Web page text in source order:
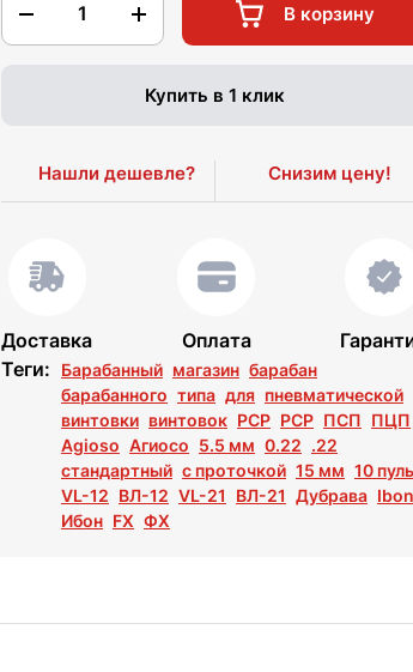
1 В корзину
Купить в 1 клик
Нашли дешевле? Снизим цену!
Доставка Оплата
Теги:
Барабанный магазин барабан
барабанного типа для пневматической
винтовки винтовок PCP РСР ПСП ПЦП
Agioso Агиосо 5.5 мм 0.22 .22
стандартный с проточкой 15 мм 10 пуль
VL-12 ВЛ-12 VL-21 ВЛ-21 Дубрава Ibon
Ибон FX ФХ